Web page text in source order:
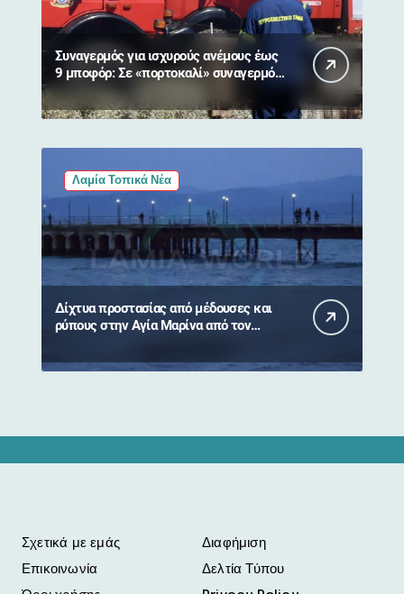
Συναγερμός για ισχυρούς ανέμους έως
9 μποφόρ: Σε «πορτοκαλί» συναγερμό
η Στερεά Ελλάδα
Λαμία Τοπικά Νέα
Δίχτυα προστασίας από μέδουσες και
ρύπους στην Αγία Μαρίνα από τον
Σχετικά με εμάς
Επικοινωνία
Διαφήμιση
Δελτία Τύπου